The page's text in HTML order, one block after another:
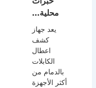
محلية...
يعد جهاز
كشف
اعطال
الكابلات
بالدمام من
أكثر الأجهزة